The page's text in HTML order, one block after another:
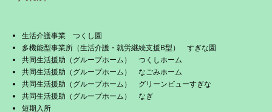
生活介護事業 つくし園
多機能型事業所（生活介護・就労継続支援B型） すぎな園
共同生活援助（グループホーム） つくしホーム
共同生活援助（グループホーム） なごみホーム
共同生活援助（グループホーム） グリーンビューすぎな
共同生活援助（グループホーム） なぎ
短期入所